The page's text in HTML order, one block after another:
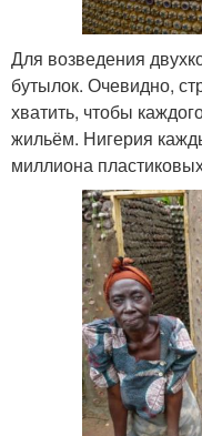
Для возведения
бутылок. Очевидно,
хватить, чтобы
жильём. Нигерия
миллиона